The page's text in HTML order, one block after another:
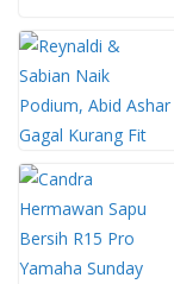
e
b
o
o
k